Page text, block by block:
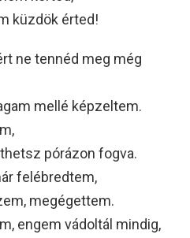
küzdök érted!
ne tennéd meg még
mellé képzeltem.
pórázon fogva.
felébredtem,
megégettem.
engem vádoltál mindig,